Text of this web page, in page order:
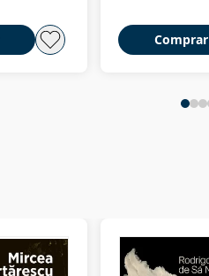
Comprar